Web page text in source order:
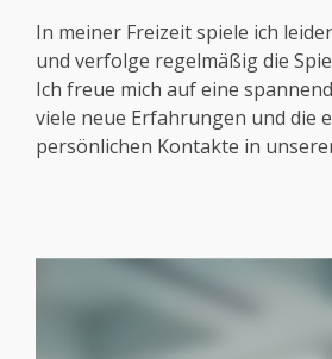
In meiner Freizeit spiele ich
und verfolge regelmäßig die
Ich freue mich auf eine
viele neue Erfahrungen und die
persönlichen Kontakte in